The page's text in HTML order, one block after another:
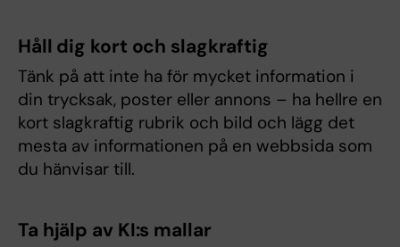
Håll dig kort och slagkraftig
Tänk på att inte ha för mycket information i
din trycksak, poster eller annons – ha hellre en
kort slagkraftig rubrik och bild och lägg det
mesta av informationen på en webbsida som
du hänvisar till.
Ta hjälp av KI:s mallar